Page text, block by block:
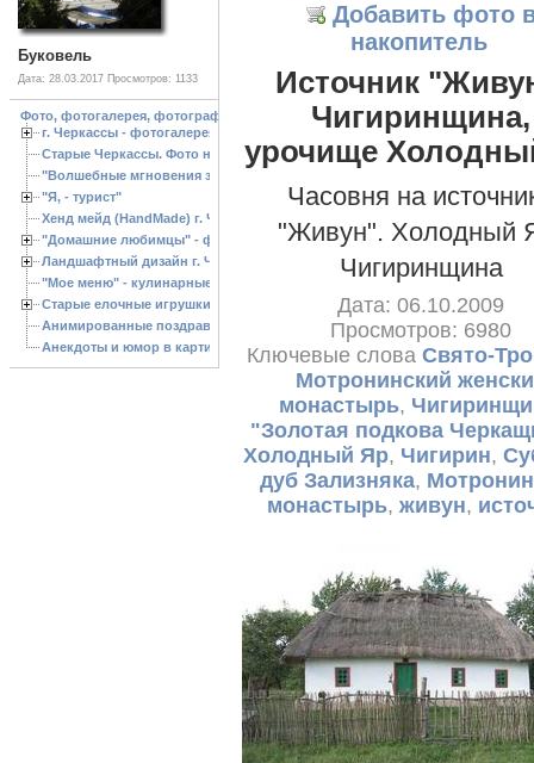
Буковель
Дата: 28.03.2017 Просмотров: 1133
Фото, фотогалерея, фотографии Черкассы, зоопарк, ландшафтный дизайн.
г. Черкассы - фотогалерея
Старые Черкассы. Фото начало ХХ ст.
"Волшебные мгновения зимы"
"Я, - турист"
Хенд мейд (HandMade) г. Черкассы, - изделия ручной работы
"Домашние любимцы" - фото
Ландшафтный дизайн г. Черкассы
"Мое меню" - кулинарные рецепты
Старые елочные игрушки
Анимированные поздравления с Новым 2013 годом
Анекдоты и юмор в картинках
Добавить фото
накопитель
Источник
Чигиринщина,
урочище
Часовня на
"Живун". Холодный
Чигиринщина
Дата: 06.10.2009
Просмотров: 6980
Ключевые слова Свято-
Мотронинский
монастырь,
"Золотая подкова
Холодный Яр, Чигирин,
дуб Зализняка,
монастырь, живун,